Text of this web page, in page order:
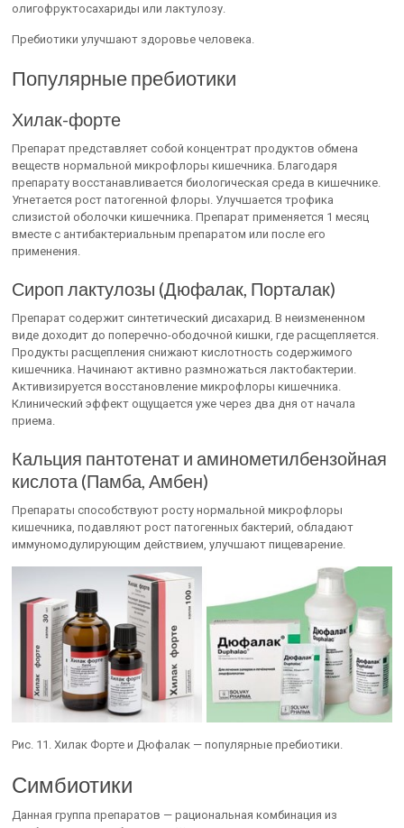
олигофруктосахариды или лактулозу.
Пребиотики улучшают здоровье человека.
Популярные пребиотики
Хилак-форте
Препарат представляет собой концентрат продуктов обмена
веществ нормальной микрофлоры кишечника. Благодаря
препарату восстанавливается биологическая среда в кишечнике.
Угнетается рост патогенной флоры. Улучшается трофика
слизистой оболочки кишечника. Препарат применяется 1 месяц
вместе с антибактериальным препаратом или после его
применения.
Сироп лактулозы (Дюфалак, Порталак)
Препарат содержит синтетический дисахарид. В неизмененном
виде доходит до поперечно-ободочной кишки, где расщепляется.
Продукты расщепления снижают кислотность содержимого
кишечника. Начинают активно размножаться лактобактерии.
Активизируется восстановление микрофлоры кишечника.
Клинический эффект ощущается уже через два дня от начала
приема.
Кальция пантотенат и аминометилбензойная
кислота (Памба, Амбен)
Препараты способствуют росту нормальной микрофлоры
кишечника, подавляют рост патогенных бактерий, обладают
иммуномодулирующим действием, улучшают пищеварение.
Рис. 11. Хилак Форте и Дюфалак — популярные пребиотики.
Симбиотики
Данная группа препаратов — рациональная комбинация из